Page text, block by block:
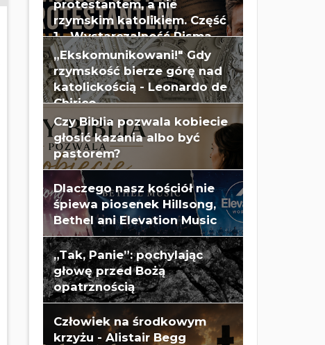
protestantem, a nie
rzymskim katolikiem. Część
1 - Wystarczalność Pisma
Świętego - Wes Huff
„Ekskomunikowani!" Gdy
rzymskość bierze górę nad
katolickością - Leonardo de
Chirico
Czy Biblia pozwala kobiecie
głosić kazania albo być
pastorem?
Dlaczego nasz kościół nie
śpiewa piosenek Hillsong,
Bethel ani Elevation Music
„Tak, Panie”: pochylając
głowę przed Bożą
opatrznością
Człowiek na środkowym
krzyżu - Alistair Begg